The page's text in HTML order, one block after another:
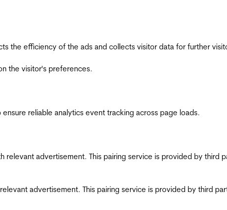
the efficiency of the ads and collects visitor data for further
the visitor's preferences.
reliable analytics event tracking across page loads.
advertisement. This pairing service is provided by third
advertisement. This pairing service is provided by third